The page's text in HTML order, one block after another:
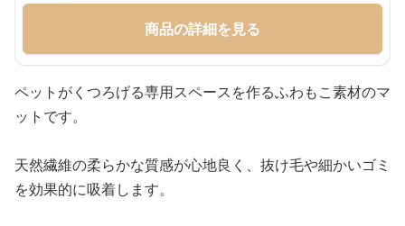
商品の詳細を見る
ペットがくつろげる専用スペースを作るふわもこ素材のマ
ットです。
天然繊維の柔らかな質感が心地良く、抜け毛や細かいゴミ
を効果的に吸着します。